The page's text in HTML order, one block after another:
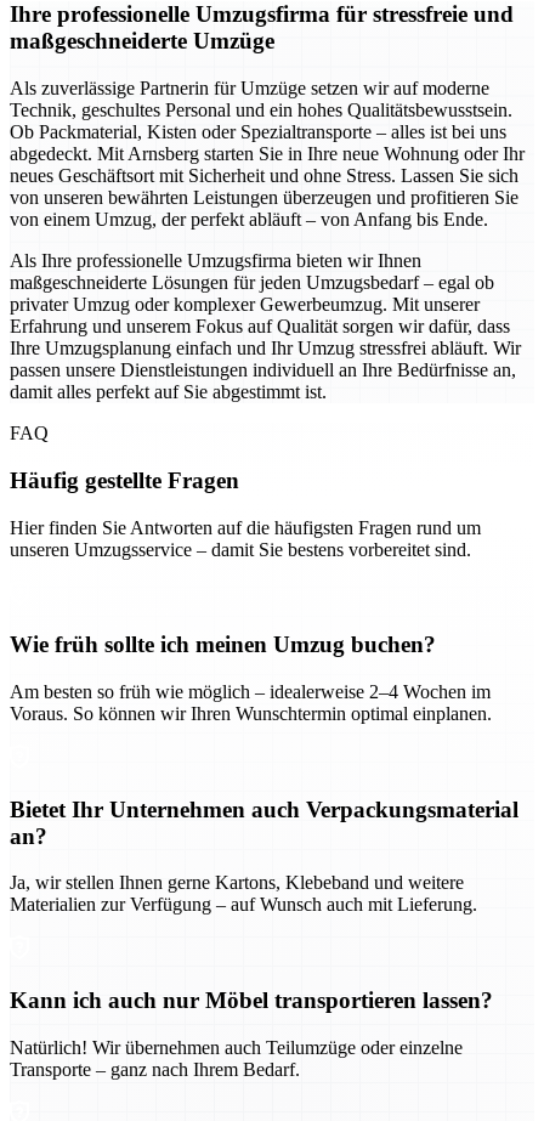
Ihre professionelle Umzugsfirma für stressfreie und
maßgeschneiderte Umzüge
Als zuverlässige Partnerin für Umzüge setzen wir auf moderne
Technik, geschultes Personal und ein hohes Qualitätsbewusstsein.
Ob Packmaterial, Kisten oder Spezialtransporte – alles ist bei uns
abgedeckt. Mit Arnsberg starten Sie in Ihre neue Wohnung oder Ihr
neues Geschäftsort mit Sicherheit und ohne Stress. Lassen Sie sich
von unseren bewährten Leistungen überzeugen und profitieren Sie
von einem Umzug, der perfekt abläuft – von Anfang bis Ende.
Als Ihre professionelle Umzugsfirma bieten wir Ihnen
maßgeschneiderte Lösungen für jeden Umzugsbedarf – egal ob
privater Umzug oder komplexer Gewerbeumzug. Mit unserer
Erfahrung und unserem Fokus auf Qualität sorgen wir dafür, dass
Ihre Umzugsplanung einfach und Ihr Umzug stressfrei abläuft. Wir
passen unsere Dienstleistungen individuell an Ihre Bedürfnisse an,
damit alles perfekt auf Sie abgestimmt ist.
FAQ
Häufig gestellte Fragen
Hier finden Sie Antworten auf die häufigsten Fragen rund um
unseren Umzugsservice – damit Sie bestens vorbereitet sind.
Wie früh sollte ich meinen Umzug buchen?
Am besten so früh wie möglich – idealerweise 2–4 Wochen im
Voraus. So können wir Ihren Wunschtermin optimal einplanen.
Bietet Ihr Unternehmen auch Verpackungsmaterial
an?
Ja, wir stellen Ihnen gerne Kartons, Klebeband und weitere
Materialien zur Verfügung – auf Wunsch auch mit Lieferung.
Kann ich auch nur Möbel transportieren lassen?
Natürlich! Wir übernehmen auch Teilumzüge oder einzelne
Transporte – ganz nach Ihrem Bedarf.